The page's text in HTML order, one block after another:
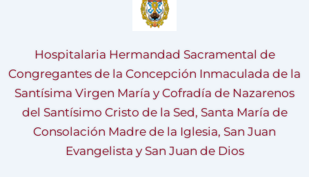
Hospitalaria Hermandad Sacramental de
Congregantes de la Concepción Inmaculada de la
Santísima Virgen María y Cofradía de Nazarenos
del Santísimo Cristo de la Sed, Santa María de
Consolación Madre de la Iglesia, San Juan
Evangelista y San Juan de Dios